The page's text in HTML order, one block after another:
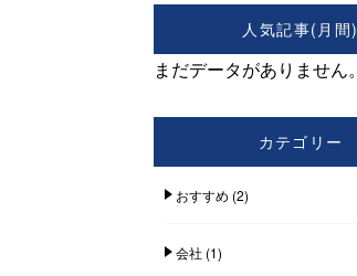
人気記事(月間)
まだデータがありません。
カテゴリー
おすすめ (2)
会社 (1)